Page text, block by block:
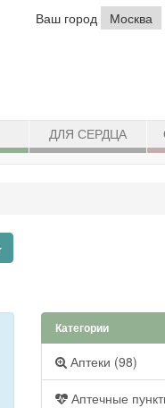
Ваш город Москва
ДЛЯ СЕРДЦА
Toggle Dropdown
Категории
Аптеки (98)
Аптечные